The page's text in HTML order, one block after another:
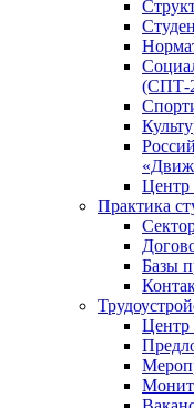
(СПТ-
Центр
Практика
Базы
Центр